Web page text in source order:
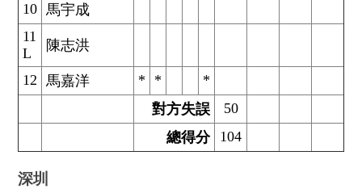
10 馬宇成
11
L
陳志洪
12 馬嘉洋 * *
*
對方失誤
50
總得分
104
深圳